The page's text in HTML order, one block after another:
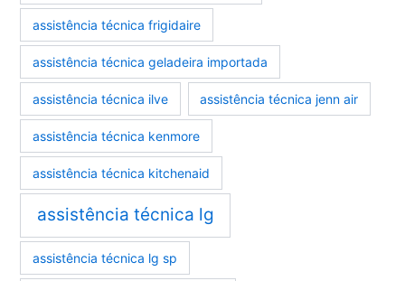
assistência técnica frigidaire
assistência técnica geladeira importada
assistência técnica ilve assistência técnica jenn air
assistência técnica kenmore
assistência técnica kitchenaid
assistência técnica lg
assistência técnica lg sp